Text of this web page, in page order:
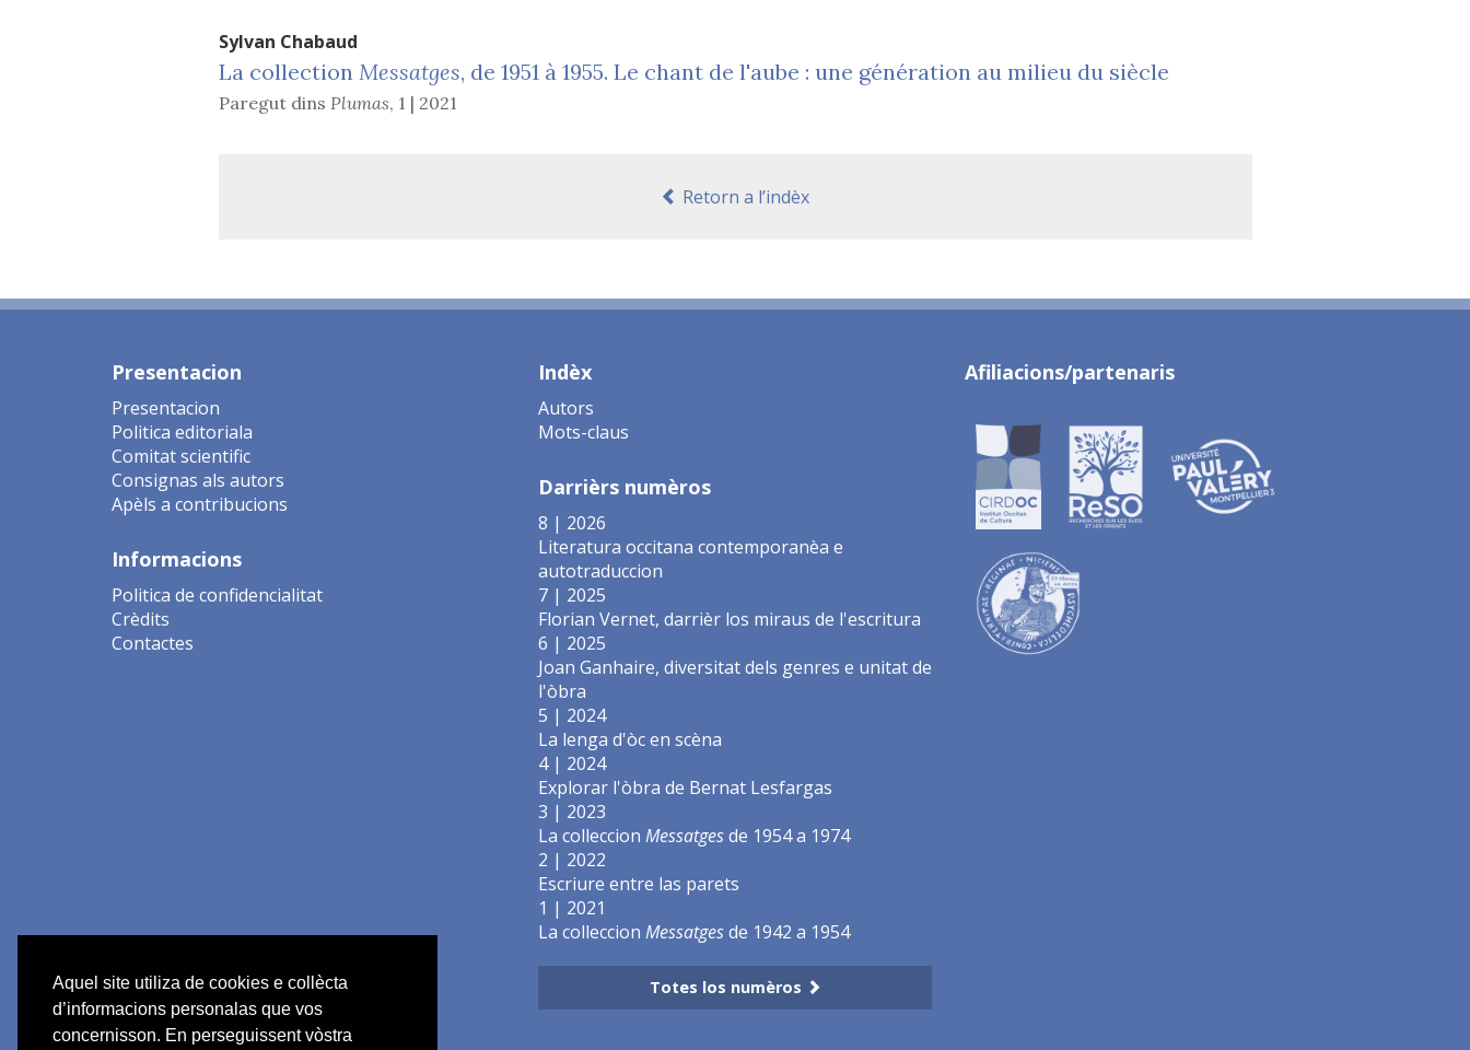
Aquel site utiliza de cookies e collècta
d’informacions personalas que vos
concernisson. En perseguissent vòstra
Sylvan Chabaud
La collection Messatges, de 1951 à 1955. Le chant de l'aube : une génération au milieu du siècle
Paregut dins Plumas, 1 | 2021
Retorn a l’indèx
Presentacion
Presentacion
Politica editoriala
Comitat scientific
Consignas als autors
Apèls a contribucions
Informacions
Politica de confidencialitat
Crèdits
Contactes
Indèx
Autors
Mots-claus
Darrièrs numèros
8 | 2026
Literatura occitana contemporanèa e
autotraduccion
7 | 2025
Florian Vernet, darrièr los miraus de l'escritura
6 | 2025
Joan Ganhaire, diversitat dels genres e unitat de
l'òbra
5 | 2024
La lenga d'òc en scèna
4 | 2024
Explorar l'òbra de Bernat Lesfargas
3 | 2023
La colleccion Messatgesde 1954 a 1974
2 | 2022
Escriure entre las parets
1 | 2021
La colleccion Messatgesde 1942 a 1954
Totes los numèros
Afiliacions/partenaris